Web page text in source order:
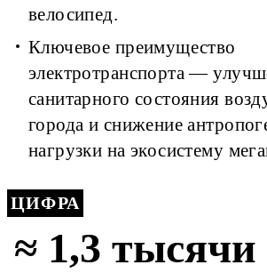
велосипед.
Ключевое преимущество
электротранспорта —
санитарного состояния
города и снижение
нагрузки на экосистему
ЦИФРА
≈ 1,3 тысячи